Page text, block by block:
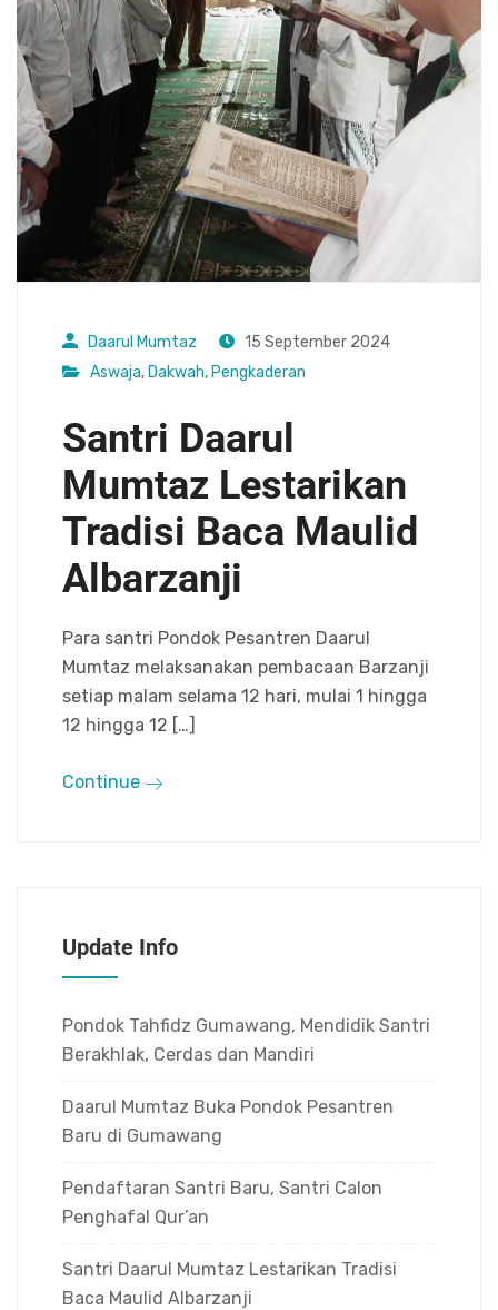
Daarul Mumtaz
15 September 2024
Aswaja, Dakwah, Pengkaderan
Santri Daarul
Mumtaz Lestarikan
Tradisi Baca Maulid
Albarzanji
Para santri Pondok Pesantren Daarul
Mumtaz melaksanakan pembacaan Barzanji
setiap malam selama 12 hari, mulai 1 hingga
12 hingga 12 […]
Continue
Update Info
Pondok Tahfidz Gumawang, Mendidik Santri
Berakhlak, Cerdas dan Mandiri
Daarul Mumtaz Buka Pondok Pesantren
Baru di Gumawang
Pendaftaran Santri Baru, Santri Calon
Penghafal Qur’an
Santri Daarul Mumtaz Lestarikan Tradisi
Baca Maulid Albarzanji